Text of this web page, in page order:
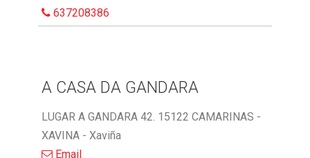
637208386
A CASA DA GANDARA
LUGAR A GANDARA 42. 15122 CAMARINAS -
XAVINA - Xaviña
Email